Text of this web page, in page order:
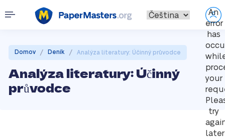
An
error
has
your
try
later
Domov / Deník / Analýza literatury: Účinný průvodce
Analýza literatury: Účinný
průvodce